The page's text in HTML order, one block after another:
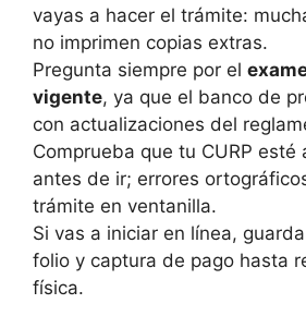
vayas a hacer el trámite:
no imprimen copias extras.
Pregunta siempre por el
vigente, ya que el banco de
con actualizaciones del
Comprueba que tu CURP esté
antes de ir; errores
trámite en ventanilla.
Si vas a iniciar en línea,
folio y captura de pago hasta
física.